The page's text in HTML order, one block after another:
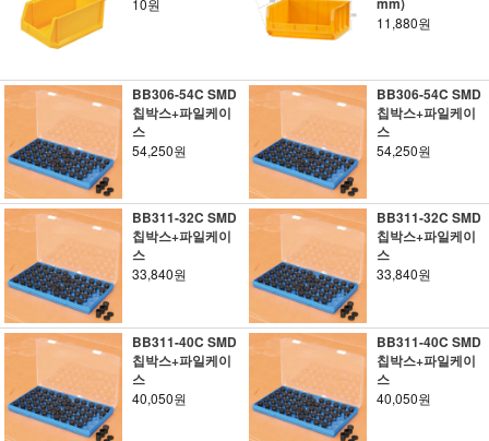
10원
11,880원
BB306-54C SMD
칩박스+파일케이
스
54,250원
BB306-54C SMD
칩박스+파일케이
스
54,250원
BB311-32C SMD
칩박스+파일케이
스
33,840원
BB311-32C SMD
칩박스+파일케이
스
33,840원
BB311-40C SMD
칩박스+파일케이
스
40,050원
BB311-40C SMD
칩박스+파일케이
스
40,050원